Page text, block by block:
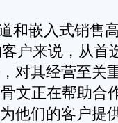
和嵌入式销售
户来说，从首
对其经营至关
文正在帮助合
他们的客户提